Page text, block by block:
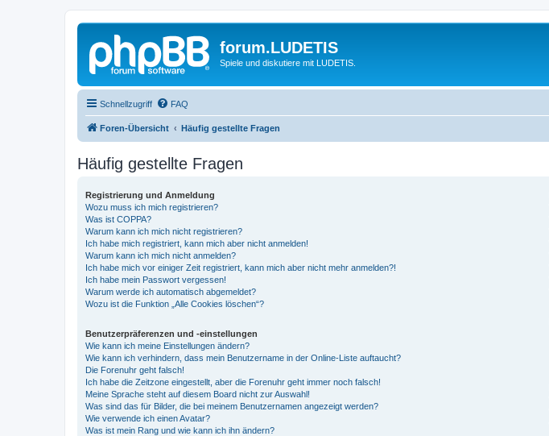
forum.LUDETIS
Spiele und diskutiere mit LUDETIS.
Schnellzugriff FAQ
Foren-Übersicht Häufig gestellte Fragen
Häufig gestellte Fragen
Registrierung und Anmeldung
Wozu muss ich mich registrieren?
Was ist COPPA?
Warum kann ich mich nicht registrieren?
Ich habe mich registriert, kann mich aber nicht anmelden!
Warum kann ich mich nicht anmelden?
Ich habe mich vor einiger Zeit registriert, kann mich aber nicht mehr anmelden?!
Ich habe mein Passwort vergessen!
Warum werde ich automatisch abgemeldet?
Wozu ist die Funktion „Alle Cookies löschen“?
Benutzerpräferenzen und -einstellungen
Wie kann ich meine Einstellungen ändern?
Wie kann ich verhindern, dass mein Benutzername in der Online-Liste auftaucht?
Die Forenuhr geht falsch!
Ich habe die Zeitzone eingestellt, aber die Forenuhr geht immer noch falsch!
Meine Sprache steht auf diesem Board nicht zur Auswahl!
Was sind das für Bilder, die bei meinem Benutzernamen angezeigt werden?
Wie verwende ich einen Avatar?
Was ist mein Rang und wie kann ich ihn ändern?